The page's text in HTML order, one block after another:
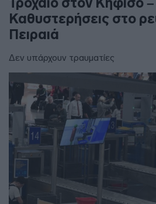
Τροχαίο στον Κηφισό –
Καθυστερήσεις στο
Πειραιά
Δεν υπάρχουν τραυματίες